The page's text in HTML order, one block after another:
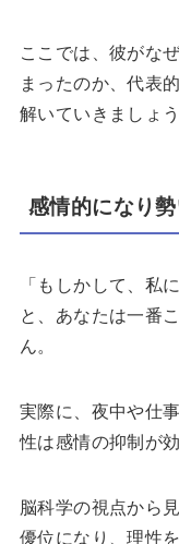
ここでは、彼がな
まったのか、代表
解いていきましょう
感情的になり
「もしかして、私
と、あなたは一番
ん。
実際に、夜中や仕
性は感情の抑制が
脳科学の視点から
優位になり、理性